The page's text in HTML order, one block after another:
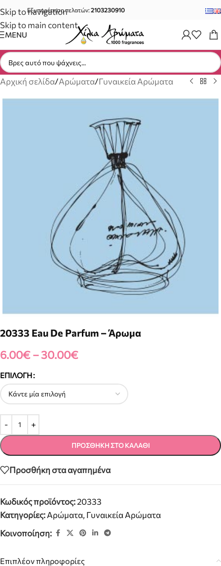
Skip to navigation
Skip to main content
Εξυπηρέτηση πελατών:2103230910
MENU
Αρχική σελίδα/Αρώματα/Γυναικεία Αρώματα
20333 Eau De Parfum – Άρωμα
6.00€–30.00€
ΕΠΙΛΟΓΉ
ΠΡΟΣΘΉΚΗ ΣΤΟ ΚΑΛΆΘΙ
Προσθήκη στα αγαπημένα
Κωδικός προϊόντος:20333
Κατηγορίες:Αρώματα, Γυναικεία Αρώματα
Κοινοποίηση:
Επιπλέον πληροφορίες